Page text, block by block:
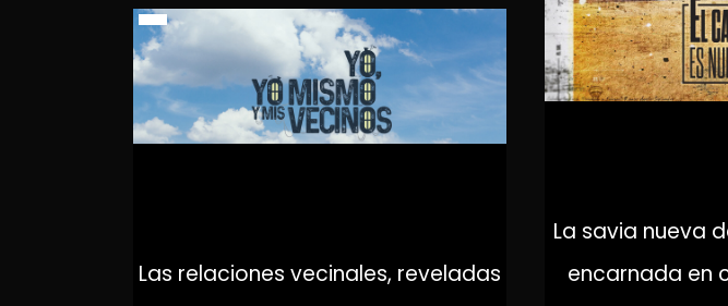
La savia nueva
encarnada en
Las relaciones vecinales, reveladas